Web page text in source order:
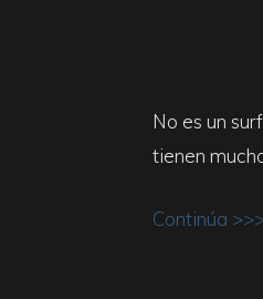
No es un
tienen
Continúa